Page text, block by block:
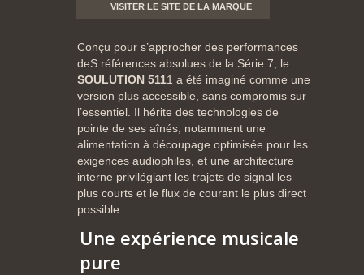
VISITER LE SITE DE LA MARQUE
Conçu pour s’approcher des performances
deS références absolues de la Série 7, le
SOULUTION 5111 a été imaginé comme une
version plus accessible, sans compromis sur
l’essentiel. Il hérite des technologies de
pointe de ses aînés, notamment une
alimentation à découpage optimisée pour les
exigences audiophiles, et une architecture
interne privilégiant les trajets de signal les
plus courts et le flux de courant le plus direct
possible.
Une expérience musicale
pure